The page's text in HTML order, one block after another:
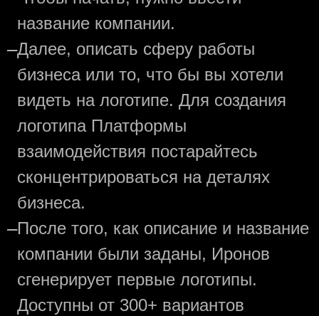
название компании.
—Далее, описать сферу работы
бизнеса или то, что бы вы хотели
видеть на логотипе. Для создания
логотипа Платформы
взаимодействия постарайтесь
сконцентрироваться на деталях
бизнеса.
—После того, как описание и название
компании были заданы, Иронов
сгенерирует первые логотипы.
Доступны от 300+ вариантов